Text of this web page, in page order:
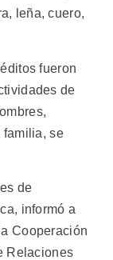
leña, cuero,
fueron
de
familia, se
de
informó a
Cooperación
Relaciones